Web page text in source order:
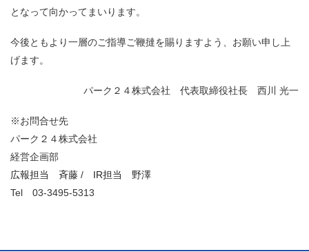
となって向かってまいります。
今後ともより一層のご指導ご鞭撻を賜りますよう、お願い申し上
げます。
パーク２４株式会社 代表取締役社長 西川 光一
※お問合せ先
パーク２４株式会社
経営企画部
広報担当 斉藤 / IR担当 野澤
Tel 03-3495-5313